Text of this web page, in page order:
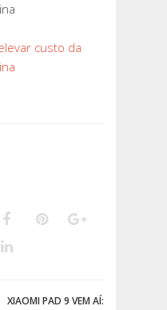
custo da
XIAOMI PAD 9 VEM AÍ: